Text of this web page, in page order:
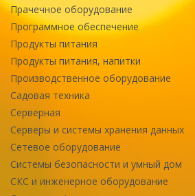
Прачечное оборудование
Программное обеспечение
Продукты питания
Продукты питания, напитки
Производственное оборудование
Садовая техника
Серверная
Серверы и системы хранения данных
Сетевое оборудование
Системы безопасности и умный дом
СКС и инженерное оборудование